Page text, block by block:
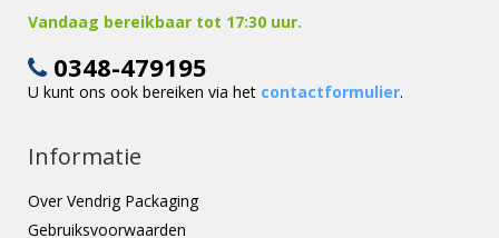
Vandaag bereikbaar tot 17:30 uur.
0348-479195
U kunt ons ook bereiken via het contactformulier.
Informatie
Over Vendrig Packaging
Gebruiksvoorwaarden